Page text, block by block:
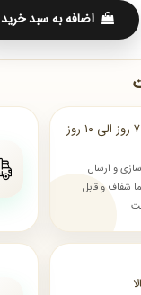
اضافه به سبد خرید
ارسال از ۷ روز الی ۱۰ روز
و ارسال
شفاف و قابل